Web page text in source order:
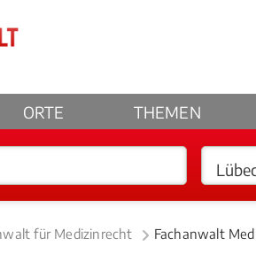
ORTE THEMEN
für Medizinrecht Fachanwalt